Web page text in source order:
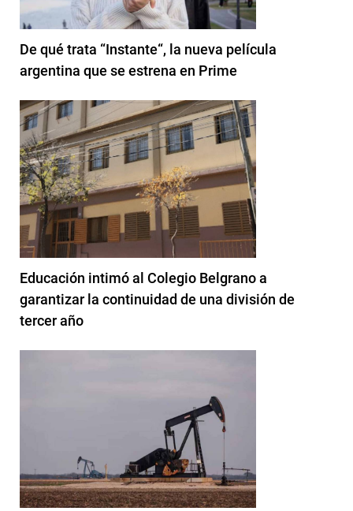
De qué trata “Instante“, la nueva película
argentina que se estrena en Prime
Educación intimó al Colegio Belgrano a
garantizar la continuidad de una división de
tercer año